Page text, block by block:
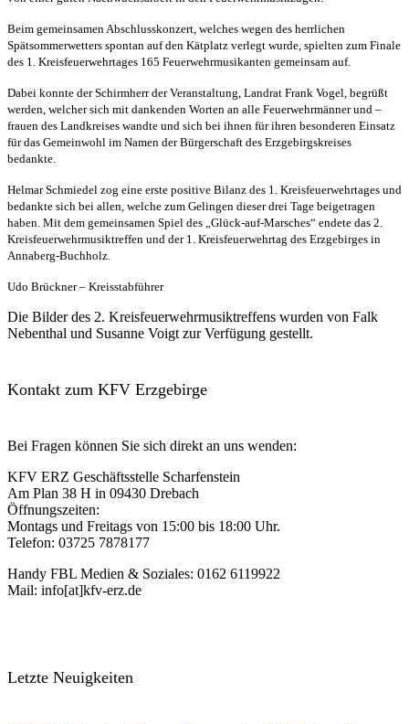
Beim gemeinsamen Abschlusskonzert, welches wegen des herrlichen
Spätsommerwetters spontan auf den Kätplatz verlegt wurde, spielten zum Finale
des 1. Kreisfeuerwehrtages 165 Feuerwehrmusikanten gemeinsam auf.
Dabei konnte der Schirmherr der Veranstaltung, Landrat Frank Vogel, begrüßt
werden, welcher sich mit dankenden Worten an alle Feuerwehrmänner und –
frauen des Landkreises wandte und sich bei ihnen für ihren besonderen Einsatz
für das Gemeinwohl im Namen der Bürgerschaft des Erzgebirgskreises
bedankte.
Helmar Schmiedel zog eine erste positive Bilanz des 1. Kreisfeuerwehrtages und
bedankte sich bei allen, welche zum Gelingen dieser drei Tage beigetragen
haben. Mit dem gemeinsamen Spiel des „Glück-auf-Marsches“ endete das 2.
Kreisfeuerwehrmusiktreffen und der 1. Kreisfeuerwehrtag des Erzgebirges in
Annaberg-Buchholz.
Udo Brückner – Kreisstabführer
Die Bilder des 2. Kreisfeuerwehrmusiktreffens wurden von Falk
Nebenthal und Susanne Voigt zur Verfügung gestellt.
Kontakt zum KFV Erzgebirge
Bei Fragen können Sie sich direkt an uns wenden:
KFV ERZ Geschäftsstelle Scharfenstein
Am Plan 38 H in 09430 Drebach
Öffnungszeiten:
Montags und Freitags von 15:00 bis 18:00 Uhr.
Telefon: 03725 7878177
Handy FBL Medien & Soziales: 0162 6119922
Mail: info[at]kfv-erz.de
Letzte Neuigkeiten